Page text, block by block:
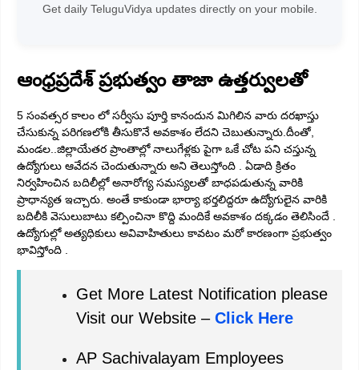
Get daily TeluguVidya updates directly on your mobile.
ఆంధ్రప్రదేశ్ ప్రభుత్వం తాజా ఉత్తర్వులతో
5 సంవత్సర కాలం లో సర్వీసు పూర్తి కానందున మిగిలిన వారు దరఖాస్తు
చేసుకున్న పరిగణలోకి తీసుకొనే అవకాశం లేదని చెబుతున్నారు.దీంతో,
మండల..జిల్లాయేతర ప్రాంతాల్లో నాలుగేళ్లకు పైగా ఒకే చోట పని చస్తున్న
ఉద్యోగులు ఆవేదన చెందుతున్నారు అని తెలుస్తోంది . ఏడాది క్రితం
నిర్వహించిన బదిలీల్లో అనారోగ్య సమస్యలతో బాధపడుతున్న వారికి
ప్రాధాన్యత ఇచ్చారు. అంతే కాకుండా భార్యా భర్తలిద్దరూ ఉద్యోగులైన వారికి
బదిలీకి వెసులుబాటు కల్పించినా కొద్ది మందికే అవకాశం దక్కడం తెలిసిందే .
ఉద్యోగుల్లో అత్యధికులు అవివాహితులు కావటం మరో కారణంగా ప్రభుత్వం
భావిస్తోంది .
Get More Latest Notification please
Visit our Website – Click Here
AP Sachivalayam Employees